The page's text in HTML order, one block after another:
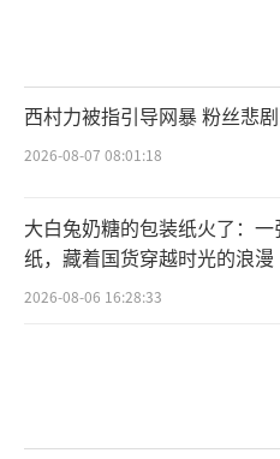
西村力被指引导网暴 粉丝悲
2026-08-07 08:01:18
大白兔奶糖的包装纸火了：
纸，藏着国货穿越时光的浪漫
2026-08-06 16:28:33